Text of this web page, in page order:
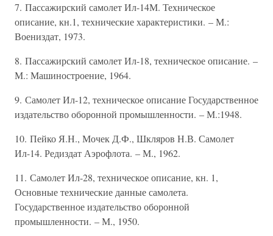
7. Пассажирский самолет Ил-14М. Техническое
описание, кн.1, технические характеристики. – М.:
Воениздат, 1973.
8. Пассажирский самолет Ил-18, техническое описание. –
М.: Машиностроение, 1964.
9. Самолет Ил-12, техническое описание Государственное
издательство оборонной промышленности. – М.:1948.
10. Пейко Я.Н., Мочек Д.Ф., Шкляров Н.В. Самолет
Ил-14. Редиздат Аэрофлота. – М., 1962.
11. Самолет Ил-28, техническое описание, кн. 1,
Основные технические данные самолета.
Государственное издательство оборонной
промышленности. – М., 1950.